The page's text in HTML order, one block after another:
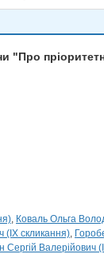
"Про
Коваль Ольга
(IX скликання)
Сергій Валерійович